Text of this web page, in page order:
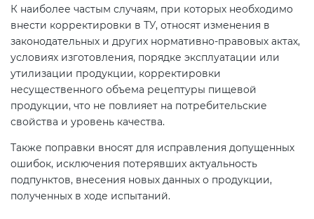
К наиболее частым случаям, при которых необходимо
внести корректировки в ТУ, относят изменения в
законодательных и других нормативно-правовых актах,
условиях изготовления, порядке эксплуатации или
утилизации продукции, корректировки
несущественного объема рецептуры пищевой
продукции, что не повлияет на потребительские
свойства и уровень качества.
Также поправки вносят для исправления допущенных
ошибок, исключения потерявших актуальность
подпунктов, внесения новых данных о продукции,
полученных в ходе испытаний.
Сертификация товаров легкой
промышленности (ТР ТС 017)
Сертификация промышленного
оборудования (ТР ТС 010)
Сертификация средств
индивидуальной защиты (ТР ТС
019)